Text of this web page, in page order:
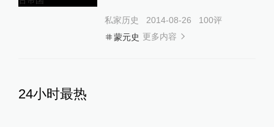
私家历史 2014-08-26 100评
蒙元史 更多内容
24小时最热